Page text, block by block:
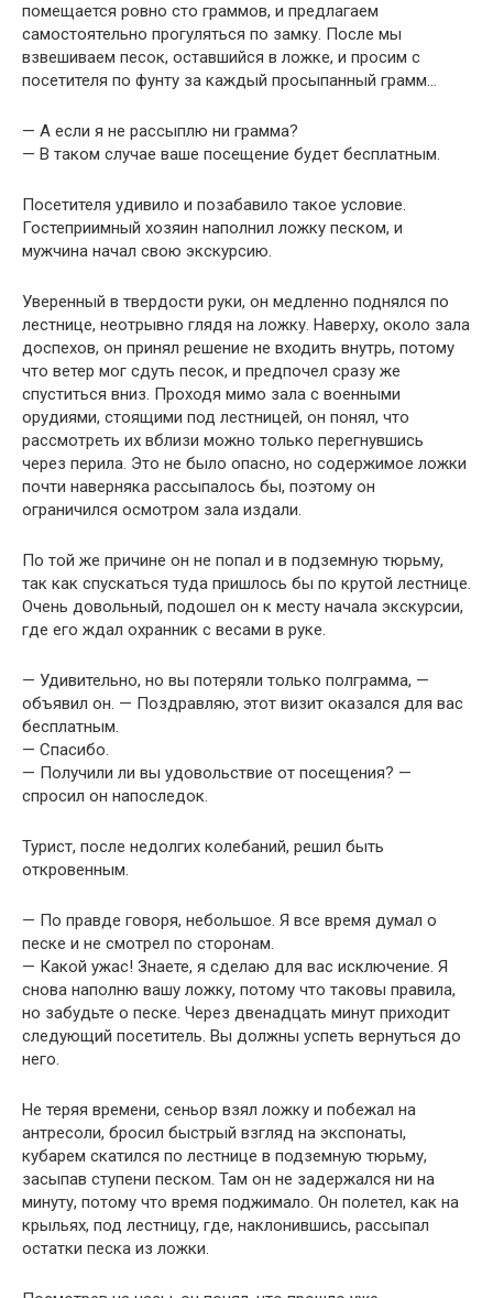
помещается ровно сто граммов, и предлагаем
самостоятельно прогуляться по замку. После мы
взвешиваем песок, оставшийся в ложке, и просим с
посетителя по фунту за каждый просыпанный грамм…
— А если я не рассыплю ни грамма?
— В таком случае ваше посещение будет бесплатным.
Посетителя удивило и позабавило такое условие.
Гостеприимный хозяин наполнил ложку песком, и
мужчина начал свою экскурсию.
Уверенный в твердости руки, он медленно поднялся по
лестнице, неотрывно глядя на ложку. Наверху, около зала
доспехов, он принял решение не входить внутрь, потому
что ветер мог сдуть песок, и предпочел сразу же
спуститься вниз. Проходя мимо зала с военными
орудиями, стоящими под лестницей, он понял, что
рассмотреть их вблизи можно только перегнувшись
через перила. Это не было опасно, но содержимое ложки
почти наверняка рассыпалось бы, поэтому он
ограничился осмотром зала издали.
По той же причине он не попал и в подземную тюрьму,
так как спускаться туда пришлось бы по крутой лестнице.
Очень довольный, подошел он к месту начала экскурсии,
где его ждал охранник с весами в руке.
— Удивительно, но вы потеряли только полграмма, —
объявил он. — Поздравляю, этот визит оказался для вас
бесплатным.
— Спасибо.
— Получили ли вы удовольствие от посещения? —
спросил он напоследок.
Турист, после недолгих колебаний, решил быть
откровенным.
— По правде говоря, небольшое. Я все время думал о
песке и не смотрел по сторонам.
— Какой ужас! Знаете, я сделаю для вас исключение. Я
снова наполню вашу ложку, потому что таковы правила,
но забудьте о песке. Через двенадцать минут приходит
следующий посетитель. Вы должны успеть вернуться до
него.
Не теряя времени, сеньор взял ложку и побежал на
антресоли, бросил быстрый взгляд на экспонаты,
кубарем скатился по лестнице в подземную тюрьму,
засыпав ступени песком. Там он не задержался ни на
минуту, потому что время поджимало. Он полетел, как на
крыльях, под лестницу, где, наклонившись, рассыпал
остатки песка из ложки.